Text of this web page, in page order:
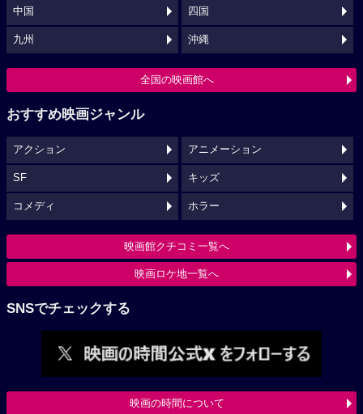
中国 四国
九州 沖縄
全国の映画館へ
おすすめ映画ジャンル
アクション アニメーション
SF キッズ
コメディ ホラー
映画館クチコミ一覧へ
映画ロケ地一覧へ
SNSでチェックする
映画の時間について